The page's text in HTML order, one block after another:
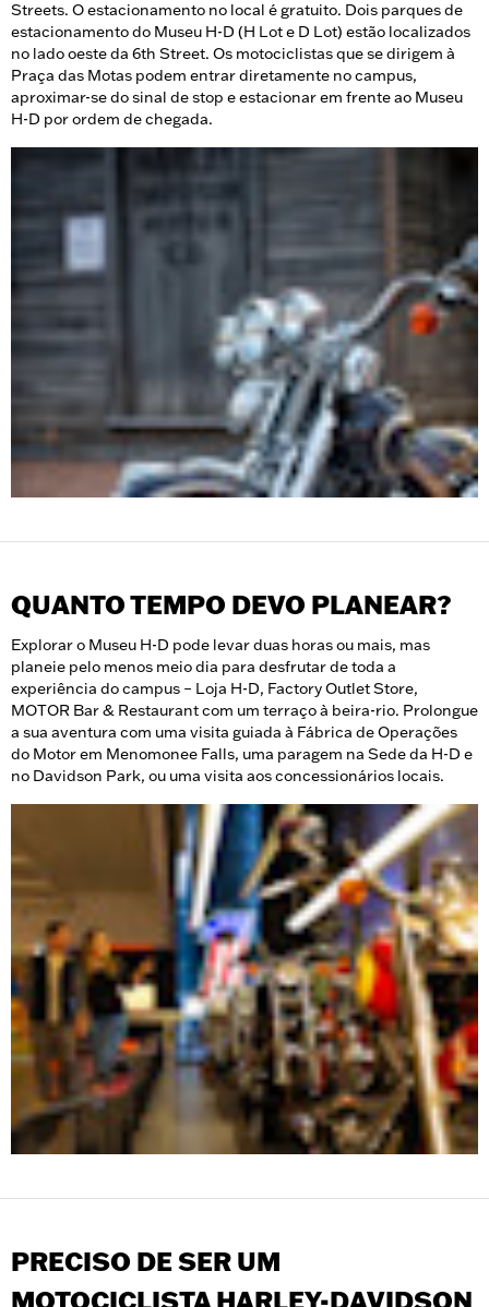
Streets. O estacionamento no local é gratuito. Dois parques de
estacionamento do Museu H-D (H Lot e D Lot) estão localizados
no lado oeste da 6th Street. Os motociclistas que se dirigem à
Praça das Motas podem entrar diretamente no campus,
aproximar-se do sinal de stop e estacionar em frente ao Museu
H-D por ordem de chegada.
QUANTO TEMPO DEVO PLANEAR?
Explorar o Museu H-D pode levar duas horas ou mais, mas
planeie pelo menos meio dia para desfrutar de toda a
experiência do campus – Loja H-D, Factory Outlet Store,
MOTOR Bar & Restaurant com um terraço à beira-rio. Prolongue
a sua aventura com uma visita guiada à Fábrica de Operações
do Motor em Menomonee Falls, uma paragem na Sede da H-D e
no Davidson Park, ou uma visita aos concessionários locais.
PRECISO DE SER UM